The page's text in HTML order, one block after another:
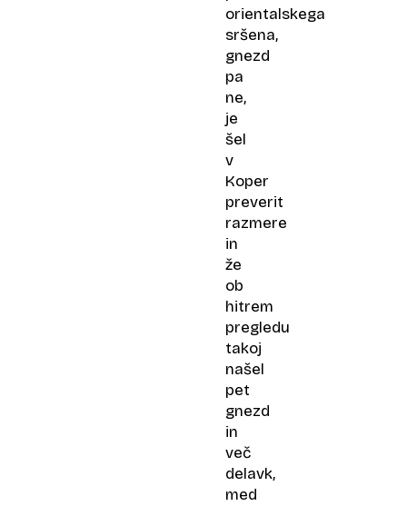
orientalskega
sršena,
gnezd
pa
ne,
je
šel
v
Koper
preverit
razmere
in
že
ob
hitrem
pregledu
takoj
našel
pet
gnezd
in
več
delavk,
med